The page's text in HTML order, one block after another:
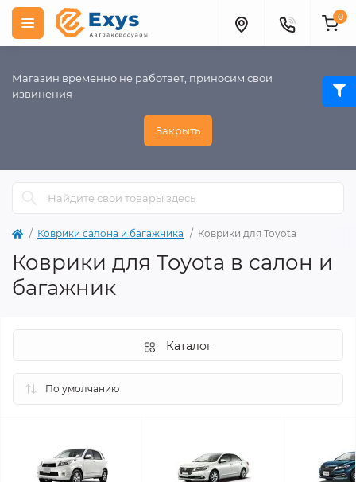
Магазин временно не работает, приносим свои
извинения
Закрыть
0
Коврики салона и багажника Коврики для Toyota
Коврики для Toyota в салон и
багажник
Каталог